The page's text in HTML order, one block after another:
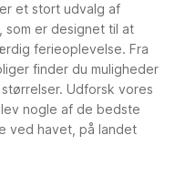
et stort udvalg af
som er designet til at
ferieoplevelse. Fra
finder du muligheder
Udforsk vores
nogle af de bedste
ved havet, på landet